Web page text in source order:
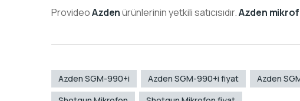
ProvideoAzdenürünlerinin yetkili satıcısıdır.Azden
Azden SGM-990+i Azden SGM-990+i fiyat
Azden